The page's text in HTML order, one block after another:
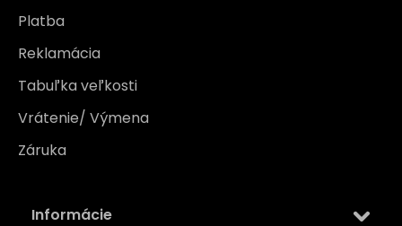
Platba
Reklamácia
Tabuľka veľkosti
Vrátenie/ Výmena
Záruka
Informácie